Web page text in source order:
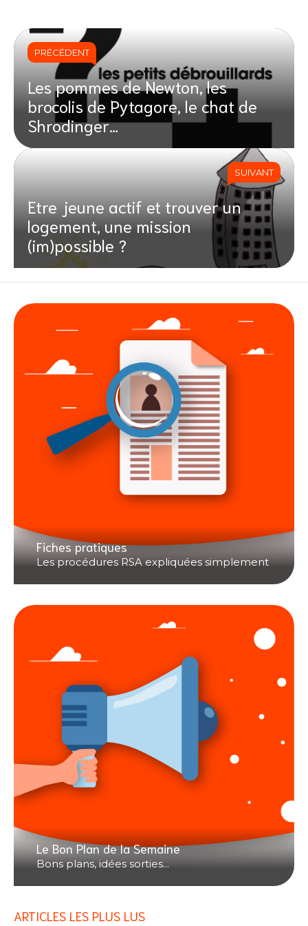
PRÉCÉDENT
Les pommes de Newton, les
brocolis de Pytagore, le chat de
Shrodinger…
SUIVANT
Etre jeune actif et trouver un
logement, une mission
(im)possible ?
Fiches pratiques
Les procédures RSA expliquées simplement
Le Bon Plan de la Semaine
Bons plans, idées sorties...
ARTICLES LES PLUS LUS